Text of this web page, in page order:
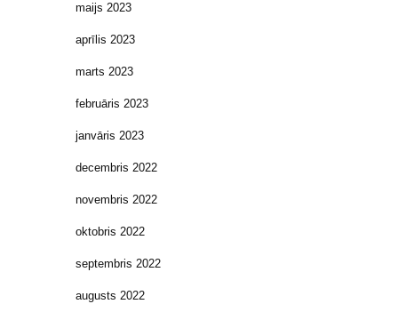
maijs 2023
aprīlis 2023
marts 2023
februāris 2023
janvāris 2023
decembris 2022
novembris 2022
oktobris 2022
septembris 2022
augusts 2022